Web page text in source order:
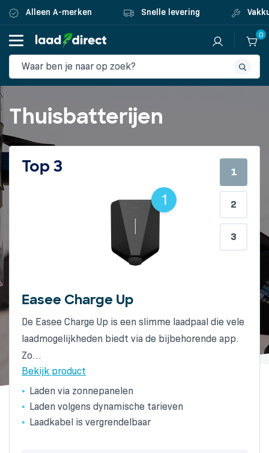
Alleen A-merken Snelle levering
0
Thuisbatterijen
Top 3
1
Easee Charge Up
De Easee Charge Up is een slimme laadpaal die vele
laadmogelijkheden biedt via de bijbehorende app.
Zo…
Bekijk product
Laden via zonnepanelen
Laden volgens dynamische tarieven
Laadkabel is vergrendelbaar
2
Alfen Eve Single Pro-line socket
De Alfen Eve Single Pro-line met RFID is een
compacte, toekomstbestendige laadoplossing met
Type 2-socket voor nagenoeg…
Bekijk product
Toekomstbestendig
Standaard RIFD-kaartlezer
Europese A-kwaliteit
3
Wallbox Pulsar Plus 3-Fase 22kW
The compact Wallbox Pulsar Plus has a particularly
attractive design. The charger has a fixed cable
(Type…
Bekijk product
€681,01
1
2
3